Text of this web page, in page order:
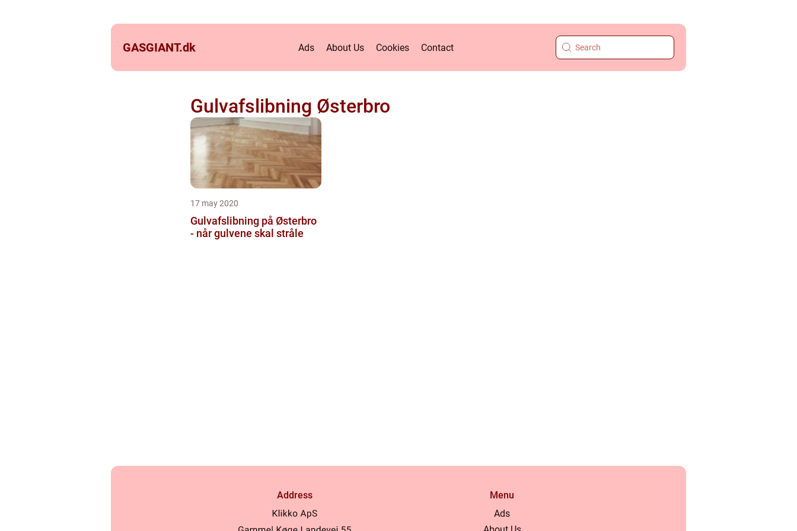
GASGIANT.dk Ads About Us Cookies Contact
Gulvafslibning Østerbro
17 may 2020
Gulvafslibning på Østerbro
- når gulvene skal stråle
Address
Menu
Ads